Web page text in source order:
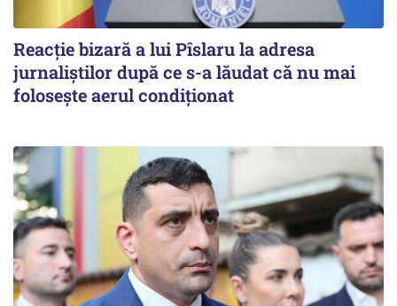
Reacție bizară a lui Pîslaru la adresa
jurnaliștilor după ce s-a lăudat că nu mai
folosește aerul condiționat